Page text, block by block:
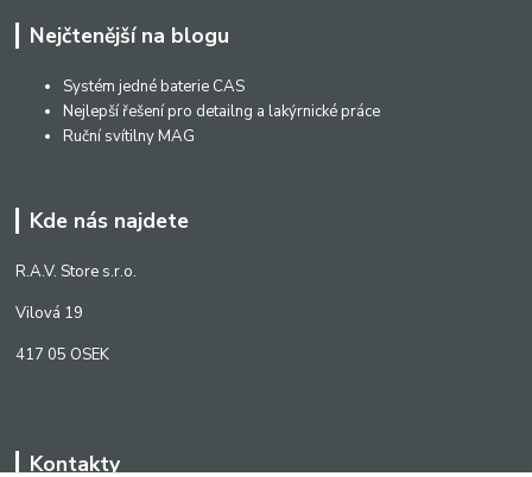
Nejčtenější na blogu
Systém jedné baterie CAS
Nejlepší řešení pro detailng a lakýrnické práce
Ruční svítilny MAG
Kde nás najdete
R.A.V. Store s.r.o.
Vilová 19
417 05 OSEK
Kontakty